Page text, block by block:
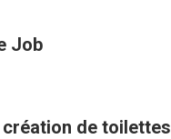
Job
de toilettes